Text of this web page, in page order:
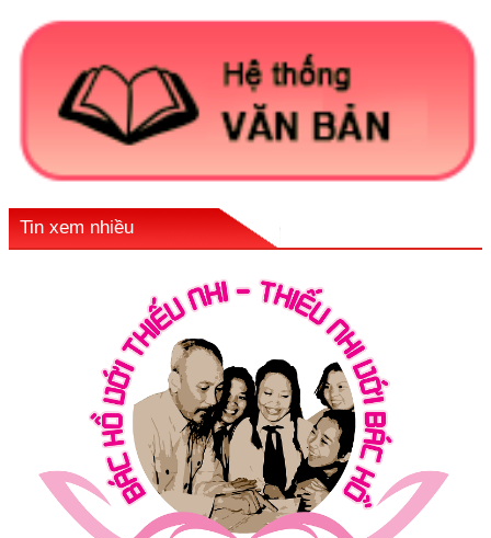
Tin xem nhiều